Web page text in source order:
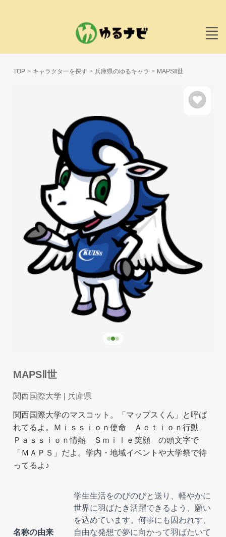
TOP キャラクターを探す 兵庫県のゆるキャラ MAPSⅡ世
MAPSⅡ世
関西国際大学 | 兵庫県
関西国際大学のマスコット。「マップスくん」と呼ば
れてるよ。Ｍｉｓｓｉｏｎ使命 Ａｃｔｉｏｎ行動
Ｐａｓｓｉｏｎ情熱 Ｓｍｉｌｅ笑顔 の頭文字で
「ＭＡＰＳ」だよ。学内・地域イベントや大学祭で待
ってるよ♪
名称の由来
学生生活をのびのびと送り、軽やかに
世界に羽ばたき活躍できるよう、願い
を込めています。何事にも囚われす、
自由な発想で夢に向かって羽ばたいて